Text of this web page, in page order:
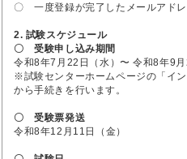
〇 一度登録が完了したメールアドレ
2. 試験スケジュール
〇 受験申し込み期間
令和8年7月22日（水）〜 令和8年9月
※試験センターホームページの「イ
から手続きを行います。
〇 受験票発送
令和8年12月11日（金）